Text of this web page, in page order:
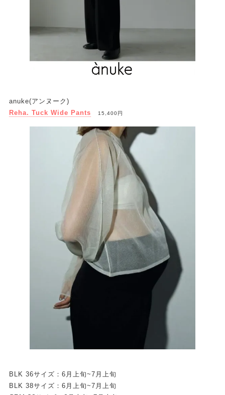
anuke(アンヌーク)
Reha. Tuck Wide Pants
15,400円
BLK 36サイズ：6月上旬~7月上旬
BLK 38サイズ：6月上旬~7月上旬